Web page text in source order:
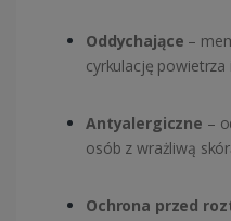
Oddychające –
cyrkulację
Antyalergiczne –
osób z wrażliwą
Ochrona przed